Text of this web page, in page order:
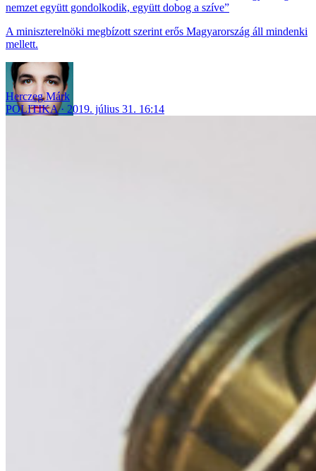
nemzet együtt gondolkodik, együtt dobog a szíve”
A miniszterelnöki megbízott szerint erős Magyarország áll mindenki
mellett.
Herczeg Márk
POLITIKA
2019. július 31. 16:14